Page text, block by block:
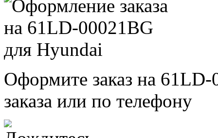
Оформите заказ на
заказа или по телефону